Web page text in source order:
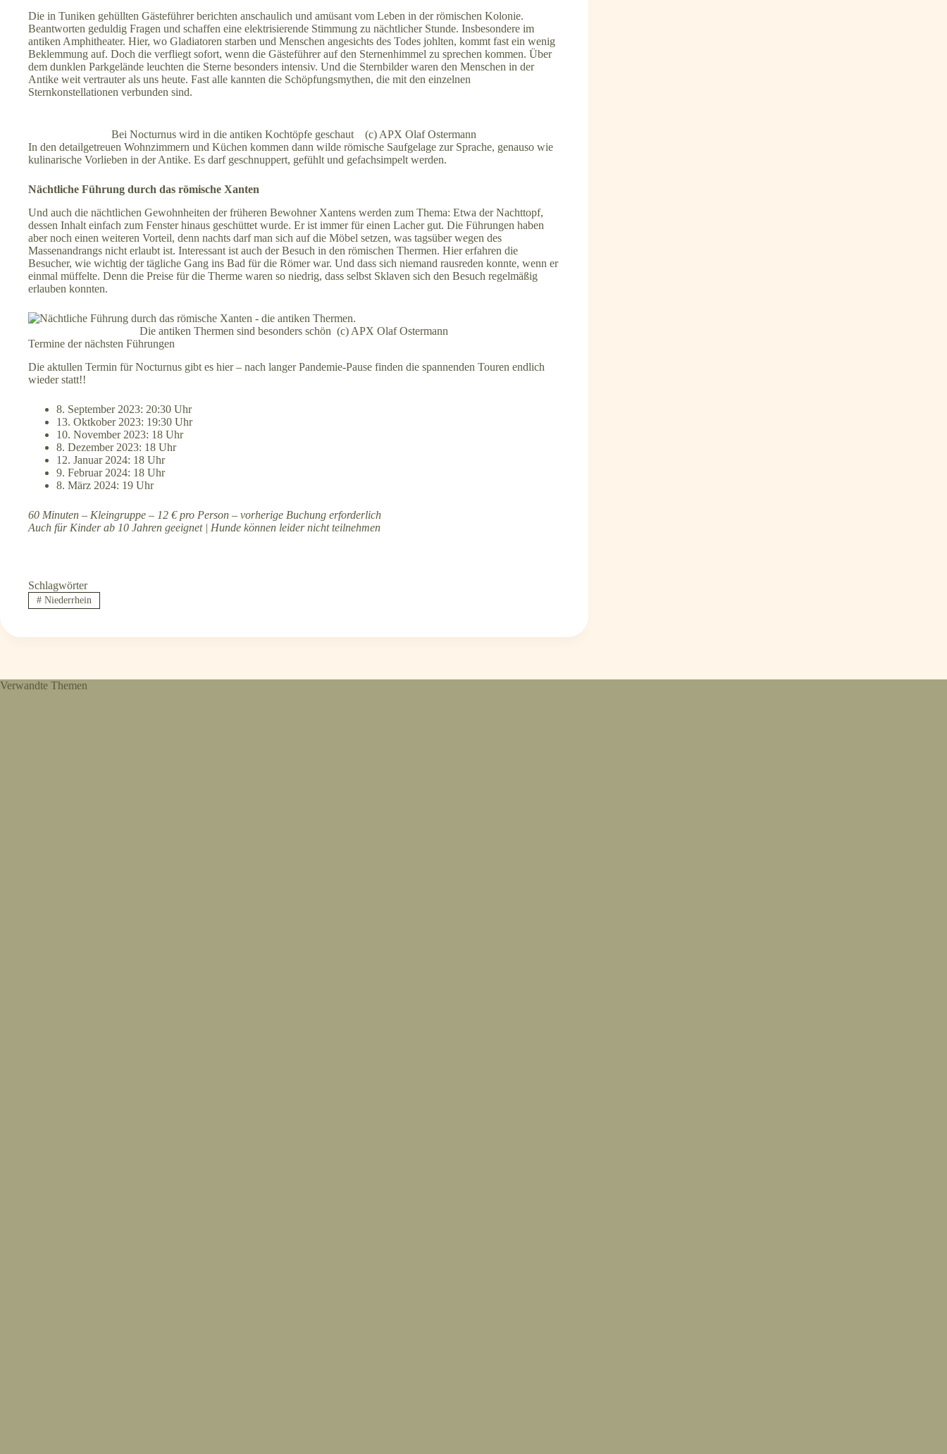
Die in Tuniken gehüllten Gästeführer berichten anschaulich und amüsant vom Leben in der römischen Kolonie.
Beantworten geduldig Fragen und schaffen eine elektrisierende Stimmung zu nächtlicher Stunde. Insbesondere im
antiken Amphitheater. Hier, wo Gladiatoren starben und Menschen angesichts des Todes johlten, kommt fast ein wenig
Beklemmung auf. Doch die verfliegt sofort, wenn die Gästeführer auf den Sternenhimmel zu sprechen kommen. Über
dem dunklen Parkgelände leuchten die Sterne besonders intensiv. Und die Sternbilder waren den Menschen in der
Antike weit vertrauter als uns heute. Fast alle kannten die Schöpfungsmythen, die mit den einzelnen
Sternkonstellationen verbunden sind.
Bei Nocturnus wird in die antiken Kochtöpfe geschaut (c) APX Olaf Ostermann
In den detailgetreuen Wohnzimmern und Küchen kommen dann wilde römische Saufgelage zur Sprache, genauso wie
kulinarische Vorlieben in der Antike. Es darf geschnuppert, gefühlt und gefachsimpelt werden.
Nächtliche Führung durch das römische Xanten
Und auch die nächtlichen Gewohnheiten der früheren Bewohner Xantens werden zum Thema: Etwa der Nachttopf,
dessen Inhalt einfach zum Fenster hinaus geschüttet wurde. Er ist immer für einen Lacher gut. Die Führungen haben
aber noch einen weiteren Vorteil, denn nachts darf man sich auf die Möbel setzen, was tagsüber wegen des
Massenandrangs nicht erlaubt ist. Interessant ist auch der Besuch in den römischen Thermen. Hier erfahren die
Besucher, wie wichtig der tägliche Gang ins Bad für die Römer war. Und dass sich niemand rausreden konnte, wenn er
einmal müffelte. Denn die Preise für die Therme waren so niedrig, dass selbst Sklaven sich den Besuch regelmäßig
erlauben konnten.
Die antiken Thermen sind besonders schön (c) APX Olaf Ostermann
Termine der nächsten Führungen
Die aktullen Termin für Nocturnus gibt es hier– nach langer Pandemie-Pause finden die spannenden Touren endlich
wieder statt!!
8. September 2023: 20:30 Uhr
13. Oktkober 2023: 19:30 Uhr
10. November 2023: 18 Uhr
8. Dezember 2023: 18 Uhr
12. Januar 2024: 18 Uhr
9. Februar 2024: 18 Uhr
8. März 2024: 19 Uhr
60 Minuten – Kleingruppe – 12 € pro Person – vorherige Buchung erforderlich
Auch für Kinder ab 10 Jahren geeignet | Hunde können leider nicht teilnehmen
Schlagwörter
#Niederrhein
Verwandte Themen